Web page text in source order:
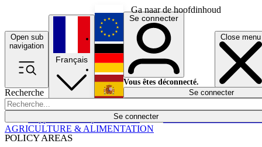
Ga naar de hoofdinhoud
Open sub
navigation
Close menu
Recherche
Se connecter
POLICY AREAS
Économie
Français
English
Deutsch
Español
Se connecter
Vous êtes déconnecté.
Se connecter
AGRICULTURE & ALIMENTATION